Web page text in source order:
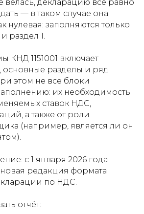
велась, декларацию всё равно
— в таком случае она
нулевая: заполняются только
раздел 1.
КНД 1151001 включает
основные разделы и ряд
этом не все блоки
их необходимость
ставок НДС,
а также от роли
(например, является ли он
с 1 января 2026 года
новая редакция формата
по НДС.
отчёт: